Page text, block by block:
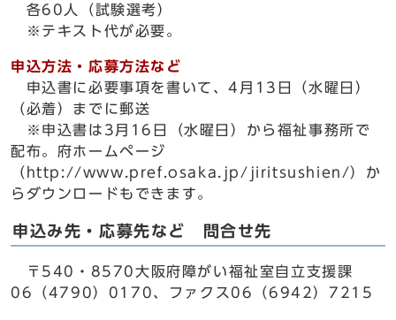
各60人（試験選考）
※テキスト代が必要。
申込方法・応募方法など
申込書に必要事項を書いて、4月13日（水曜日）
（必着）までに郵送
※申込書は3月16日（水曜日）から福祉事務所で
配布。府ホームページ
（http://www.pref.osaka.jp/jiritsushien/）か
らダウンロードもできます。
申込み先・応募先など 問合せ先
〒540・8570大阪府障がい福祉室自立支援課
06（4790）0170、ファクス06（6942）7215